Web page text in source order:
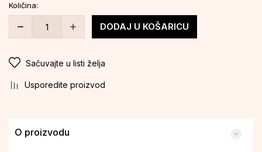
Količina:
DODAJ U KOŠARICU
Sačuvajte u listi želja
Usporedite proizvod
O proizvodu